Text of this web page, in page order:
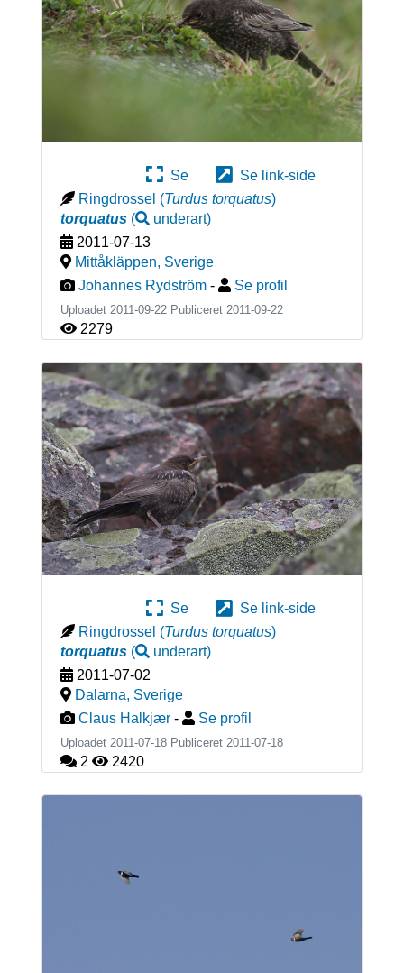
Se
Se link-side
Ringdrossel (Turdus torquatus)
torquatus( underart)
2011-07-13
Mittåkläppen, Sverige
Johannes Rydström - Se profil
Uploadet 2011-09-22 Publiceret 2011-09-22
2279
Se
Se link-side
Ringdrossel (Turdus torquatus)
torquatus( underart)
2011-07-02
Dalarna, Sverige
Claus Halkjær - Se profil
Uploadet 2011-07-18 Publiceret 2011-07-18
2 2420